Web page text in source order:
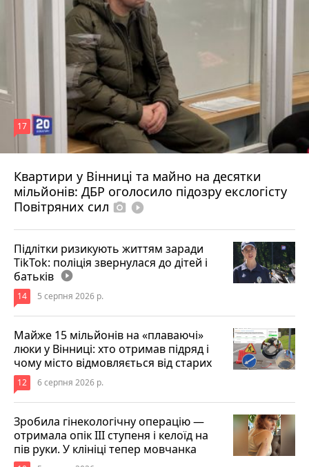
Квартири у Вінниці та майно на десятки
мільйонів: ДБР оголосило підозру екслогісту
Повітряних сил photo_camera play_circle_filled
17
6 серпня 2026 р.
Підлітки ризикують життям заради
TikTok: поліція звернулася до дітей і
батьків play_circle_filled
14 5 серпня 2026 р.
Майже 15 мільйонів на «плаваючі»
люки у Вінниці: хто отримав підряд і
чому місто відмовляється від старих
12 6 серпня 2026 р.
Зробила гінекологічну операцію —
отримала опік ІІІ ступеня і келоїд на
пів руки. У клініці тепер мовчанка